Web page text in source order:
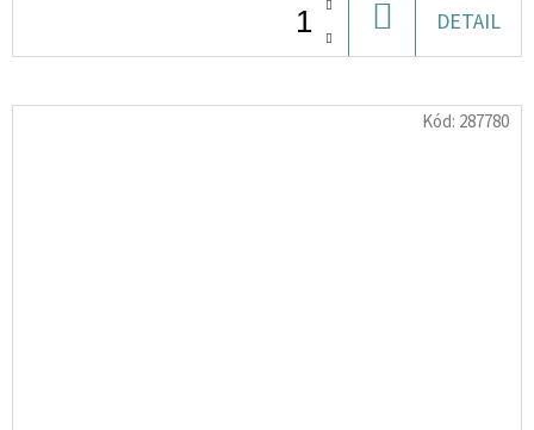
KOŠÍKU
DETAIL
Kód: 287780